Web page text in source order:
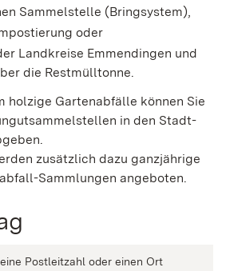
Sammelstelle (Bringsystem),
oder
Landkreise Emmendingen und
die Restmülltonne.
holzige Gartenabfälle können Sie
in den Stadt-
zusätzlich dazu ganzjährige
Sammlungen angeboten.
Postleitzahl oder einen Ort